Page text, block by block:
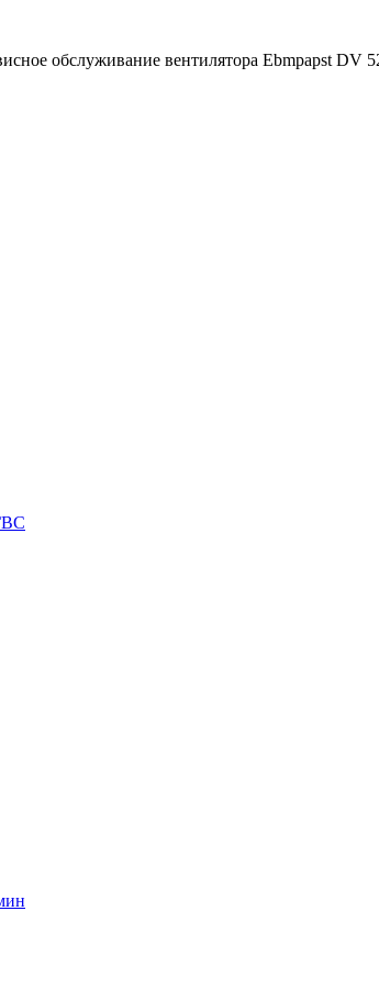
обслуживание вентилятора Ebmpapst